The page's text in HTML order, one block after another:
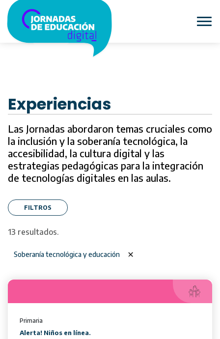
Experiencias
Las Jornadas abordaron temas cruciales como
la inclusión y la soberanía tecnológica, la
accesibilidad, la cultura digital y las
estrategias pedagógicas para la integración
de tecnologías digitales en las aulas.
FILTROS
13 resultados.
Soberanía tecnológica y educación
Primaria
Alerta! Niños en línea.